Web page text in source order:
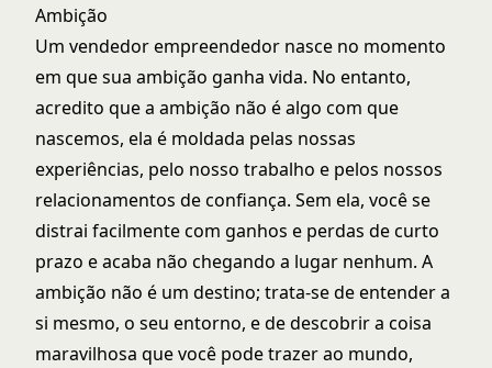
Ambição
Um vendedor empreendedor nasce no momento
em que sua ambição ganha vida. No entanto,
acredito que a ambição não é algo com que
nascemos, ela é moldada pelas nossas
experiências, pelo nosso trabalho e pelos nossos
relacionamentos de confiança. Sem ela, você se
distrai facilmente com ganhos e perdas de curto
prazo e acaba não chegando a lugar nenhum. A
ambição não é um destino; trata-se de entender a
si mesmo, o seu entorno, e de descobrir a coisa
maravilhosa que você pode trazer ao mundo,